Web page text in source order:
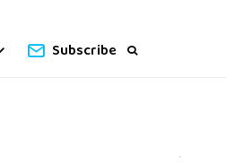
Subscribe